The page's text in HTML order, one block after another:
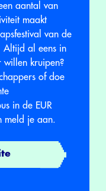
aantal van
maakt
van de
Altijd al eens in
willen kruipen?
of doe
in de EUR
meld je aan.